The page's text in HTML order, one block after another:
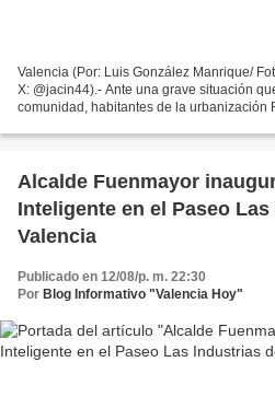
Valencia (Por: Luis González Manrique/
X: @jacin44).- Ante una grave situación
comunidad, habitantes de la urbanización
Alcalde Fuenmayor
Inteligente en el Paseo
Valencia
Publicado en 12/08/p. m. 22:30
Por Blog Informativo "Valencia Hoy"